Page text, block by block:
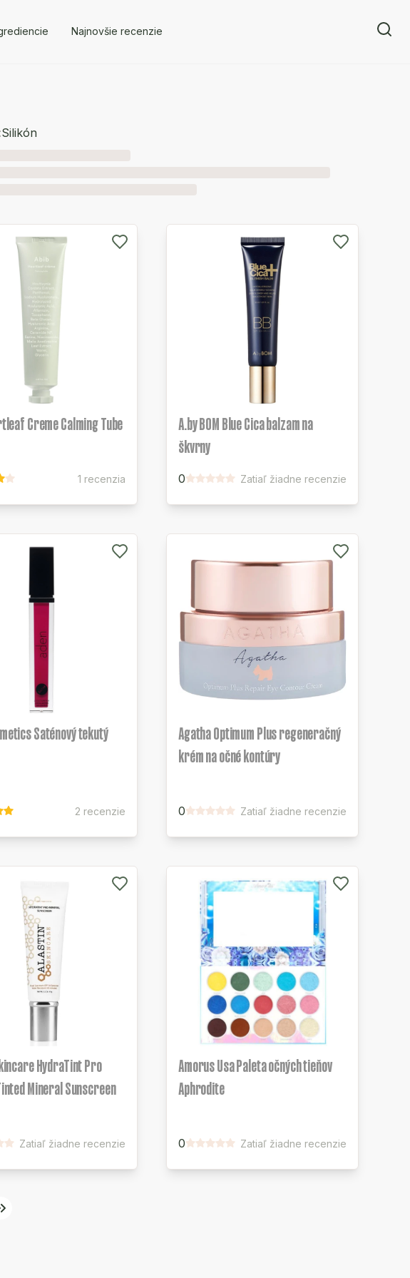
Najnovšie recenzie
Silikón
Creme Calming Tube
1 recenzia
A.by BOM Blue Cica balzam na
škvrny
0 Zatiaľ žiadne recenzie
Saténový tekutý
2 recenzie
Agatha Optimum Plus regeneračný
krém na očné kontúry
0 Zatiaľ žiadne recenzie
HydraTint Pro
Mineral Sunscreen
Zatiaľ žiadne recenzie
Amorus Usa Paleta očných tieňov
Aphrodite
0 Zatiaľ žiadne recenzie